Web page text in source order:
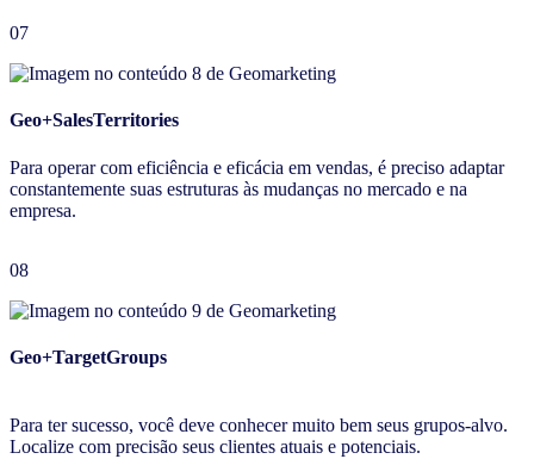
07
Geo+SalesTerritories
Para operar com eficiência e eficácia em vendas, é preciso adaptar
constantemente suas estruturas às mudanças no mercado e na
empresa.
08
Geo+TargetGroups
Para ter sucesso, você deve conhecer muito bem seus grupos-alvo.
Localize com precisão seus clientes atuais e potenciais.